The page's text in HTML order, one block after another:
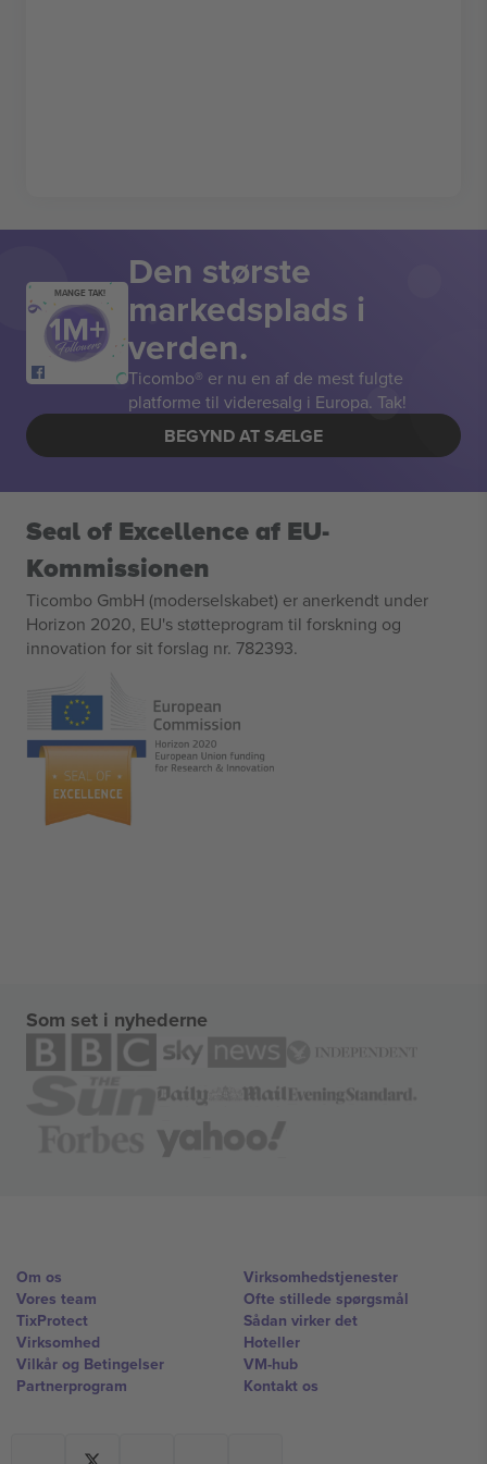
MANGE TAK! Den største
markedsplads i
verden.
Ticombo® er nu en af de mest fulgte
platforme til videresalg i Europa. Tak!
BEGYND AT SÆLGE
Seal of Excellence af EU-
Kommissionen
Ticombo GmbH (moderselskabet) er anerkendt under
Horizon 2020, EU's støtteprogram til forskning og
innovation for sit forslag nr. 782393.
Som set i nyhederne
Om os
Vores team
TixProtect
Virksomhed
Vilkår og Betingelser
Partnerprogram
Virksomhedstjenester
Ofte stillede spørgsmål
Sådan virker det
Hoteller
VM-hub
Kontakt os